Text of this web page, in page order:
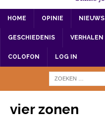
HOME OPINIE NIEUWS
GESCHIEDENIS VERHALEN
COLOFON LOG IN
vier zonen